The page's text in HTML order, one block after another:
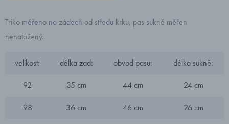
Triko měřeno na zádech od středu krku, pas sukně měřen
nenatažený.
velikost: délka zad: obvod pasu: délka sukně:
92 35 cm 44 cm 24 cm
98 36 cm 46 cm 26 cm